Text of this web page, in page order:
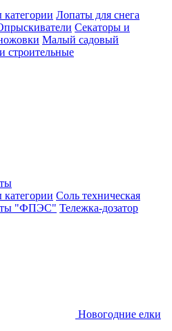
категории Лопаты для снега
Секаторы и
Малый садовый
строительные
категории Соль техническая
"ФПЭС" Тележка-дозатор
Новогодние елки